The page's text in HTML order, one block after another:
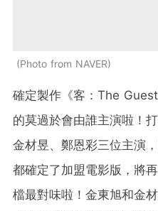
Photo from NAVER
確定製作《客：The
的莫過於會由誰主演啦！
金材昱、鄭恩彩三位主演
都確定了加盟電影版，將
檔最對味啦！金東旭和金